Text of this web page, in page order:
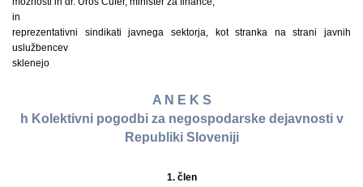
in
reprezentativni sindikati javnega sektorja, kot stranka na strani javnih
uslužbencev
sklenejo
A N E K S
h Kolektivni pogodbi za negospodarske dejavnosti v
Republiki Sloveniji
1. člen